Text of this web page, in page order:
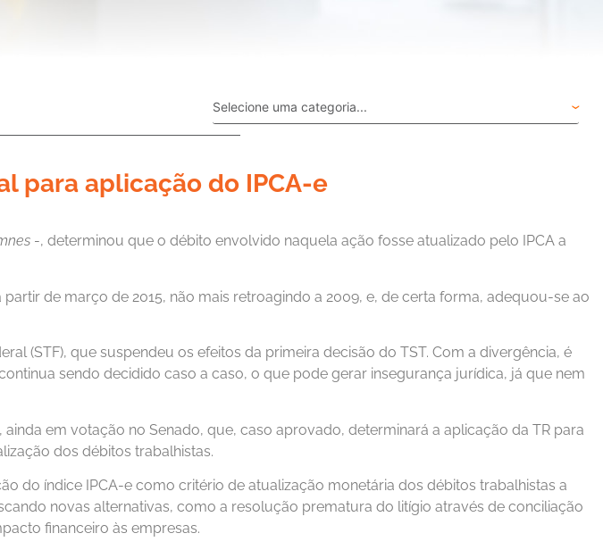
para aplicação do IPCA-e
-, determinou que o débito envolvido naquela ação fosse atualizado pelo IPCA a
de março de 2015, não mais retroagindo a 2009, e, de certa forma, adequou-se ao
(STF), que suspendeu os efeitos da primeira decisão do TST. Com a divergência, é
sendo decidido caso a caso, o que pode gerar insegurança jurídica, já que nem
em votação no Senado, que, caso aprovado, determinará a aplicação da TR para
dos débitos trabalhistas.
do índice IPCA-e como critério de atualização monetária dos débitos trabalhistas a
novas alternativas, como a resolução prematura do litígio através de conciliação
financeiro às empresas.